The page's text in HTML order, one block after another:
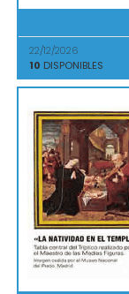
22/12/2026
10 DISPONIBLES